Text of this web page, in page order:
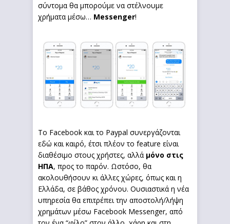
σύντομα θα μπορούμε να στέλνουμε
χρήματα μέσω… Messenger!
Το Facebook και το Paypal συνεργάζονται
εδώ και καιρό, έτσι πλέον το feature είναι
διαθέσιμο στους χρήστες, αλλά μόνο στις
ΗΠΑ, προς το παρόν. Ωστόσο, θα
ακολουθήσουν κι άλλες χώρες, όπως και η
Ελλάδα, σε βάθος χρόνου. Ουσιαστικά η νέα
υπηρεσία θα επιτρέπει την αποστολή/λήψη
χρημάτων μέσω Facebook Messenger, από